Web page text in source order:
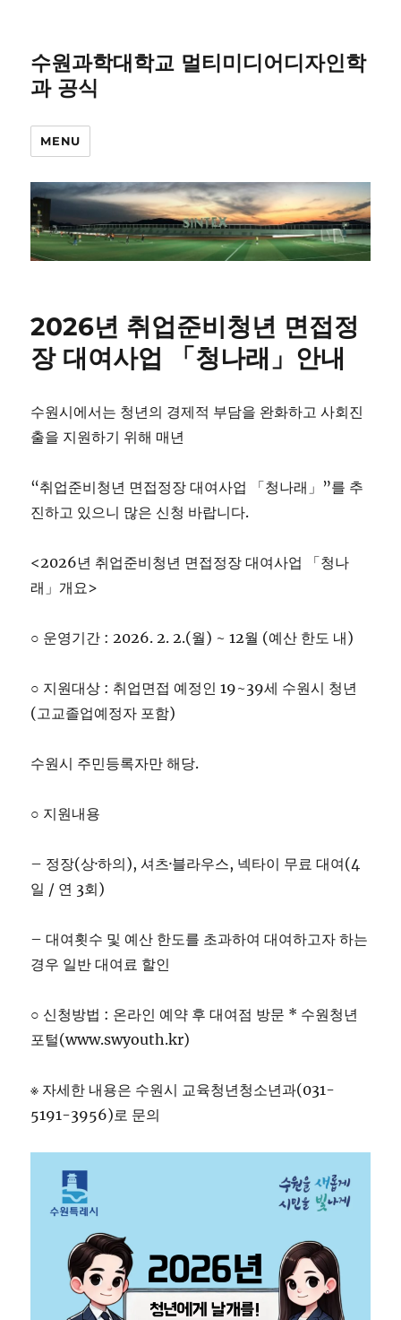
수원과학대학교 멀티미디어디자인학
과 공식
MENU
2026년 취업준비청년 면접정
장 대여사업 「청나래」안내
수원시에서는 청년의 경제적 부담을 완화하고 사회진
출을 지원하기 위해 매년
“취업준비청년 면접정장 대여사업 「청나래」”를 추
진하고 있으니 많은 신청 바랍니다.
<2026년 취업준비청년 면접정장 대여사업 「청나
래」개요>
○ 운영기간 : 2026. 2. 2.(월) ~ 12월 (예산 한도 내)
○ 지원대상 : 취업면접 예정인 19~39세 수원시 청년
(고교졸업예정자 포함)
수원시 주민등록자만 해당.
○ 지원내용
– 정장(상·하의), 셔츠·블라우스, 넥타이 무료 대여(4
일 / 연 3회)
– 대여횟수 및 예산 한도를 초과하여 대여하고자 하는
경우 일반 대여료 할인
○ 신청방법 : 온라인 예약 후 대여점 방문 * 수원청년
포털(www.swyouth.kr)
※ 자세한 내용은 수원시 교육청년청소년과(031-
5191-3956)로 문의